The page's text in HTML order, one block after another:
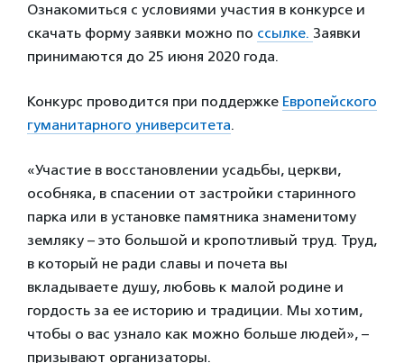
Ознакомиться с условиями участия в конкурсе и
скачать форму заявки можно по ссылке. Заявки
принимаются до 25 июня 2020 года.
Конкурс проводится при поддержке Европейского
гуманитарного университета.
«Участие в восстановлении усадьбы, церкви,
особняка, в спасении от застройки старинного
парка или в установке памятника знаменитому
земляку – это большой и кропотливый труд. Труд,
в который не ради славы и почета вы
вкладываете душу, любовь к малой родине и
гордость за ее историю и традиции. Мы хотим,
чтобы о вас узнало как можно больше людей», –
призывают организаторы.